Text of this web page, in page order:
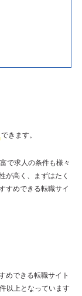
できます。
で求人の条件も様々
が高く、まずはたく
すめできる転職サイ
めできる転職サイト
以上となっています